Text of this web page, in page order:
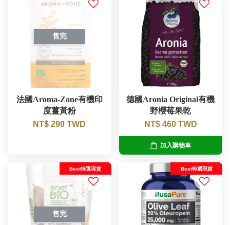
售完
法國Aroma-Zone有機印
度薑黃粉
NT$ 290 TWD
德國Aronia Original有機
野櫻莓果乾
NT$ 460 TWD
加入購物車
售完
Best特選現貨 Best特選現貨